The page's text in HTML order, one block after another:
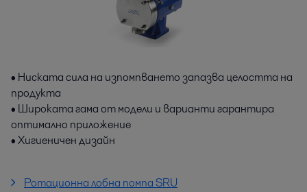
• Ниската сила на изпомпването запазва целостта на
продукта
• Широката гама от модели и варианти гарантира
оптимално приложение
• Хигиеничен дизайн
Ротационна лобна помпа SRU